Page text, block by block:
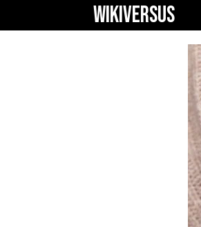
WIKIVERSUS